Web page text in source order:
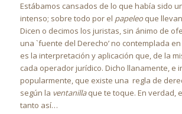
Estábamos cansados de lo que había sido
intenso; sobre todo por el papeleoque
Dicen o decimos los juristas, sin ánimo de
una `fuente del Derecho’ no contemplada en
es la interpretación y aplicación que, de la
cada operador jurídico. Dicho llanamente, e
popularmente, que existe una regla de
según la ventanillaque te toque. En verdad,
tanto así…